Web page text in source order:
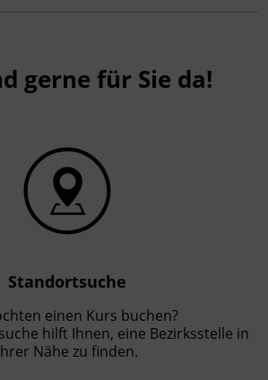
gerne für Sie da!
Standortsuche
einen Kurs buchen?
hilft Ihnen, eine Bezirksstelle in
Nähe zu finden.